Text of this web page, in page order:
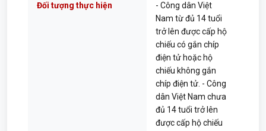
Đối tượng thực hiện
- Công dân Việt
Nam từ đủ 14 tuổi
trở lên được cấp hộ
chiếu có gắn chíp
điện tử hoặc hộ
chiếu không gắn
chíp điện tử. - Công
dân Việt Nam chưa
đủ 14 tuổi trở lên
được cấp hộ chiếu